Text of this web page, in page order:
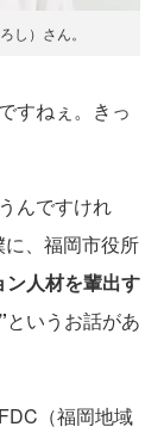
し）さん。
すねぇ。きっ
んですけれ
、福岡市役所
ン人材を輩出す
というお話があ
（福岡地域